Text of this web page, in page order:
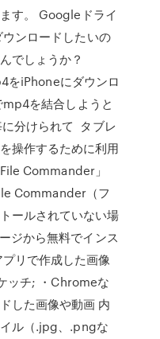
す。 Googleドライ
ンロードしたいの
でしょうか？
をiPhoneにダウンロ
を結合しようと
分けられて タブレ
操作するために利用
Commander」
Commander（フ
ールされていない場
ジから無料でインス
リで作成した画像
ッチ; ・Chromeな
した画像や動画 内
ル（.jpg、.pngな